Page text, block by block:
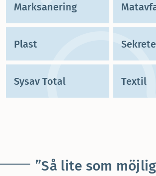
Marksanering
Plast
Sysav Total Textil
”Så lite som